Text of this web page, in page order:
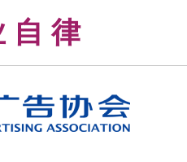
业 自 律